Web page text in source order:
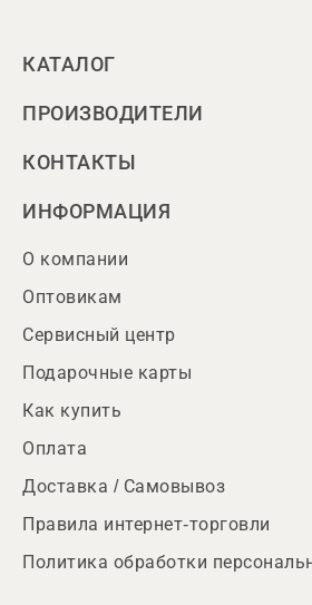
КАТАЛОГ
ПРОИЗВОДИТЕЛИ
КОНТАКТЫ
ИНФОРМАЦИЯ
О компании
Оптовикам
Сервисный центр
Подарочные карты
Как купить
Оплата
Доставка / Самовывоз
Правила интернет-торговли
Политика обработки